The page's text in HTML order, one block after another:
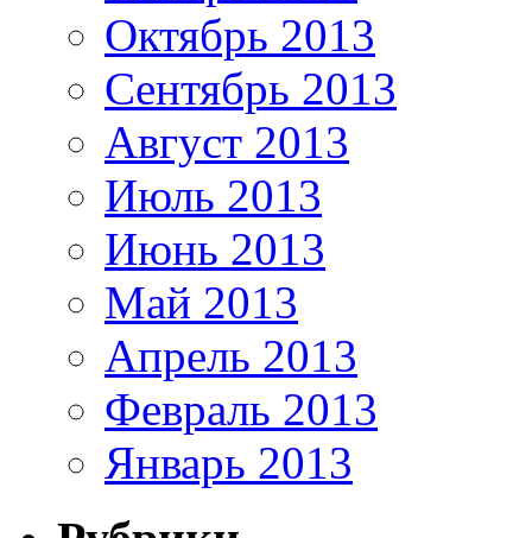
Октябрь 2013
Сентябрь 2013
Август 2013
Июль 2013
Июнь 2013
Май 2013
Апрель 2013
Февраль 2013
Январь 2013